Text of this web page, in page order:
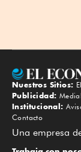
Nuestros Sitios:
Publicidad:
Institucional:
Contacto
Una empresa